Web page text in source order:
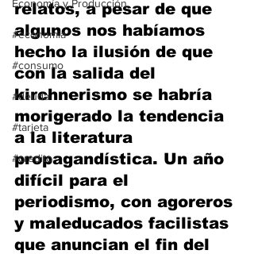
Economía y Producción
#economia
#consumo
#deuda
#tarjeta
#credito
relatos, a pesar de que
algunos nos habíamos
hecho la ilusión de que
con la salida del
kirchnerismo se habría
morigerado la tendencia
a la literatura
propagandística. Un año
difícil para el
periodismo, con agoreros
y maleducados facilistas
que anuncian el fin del